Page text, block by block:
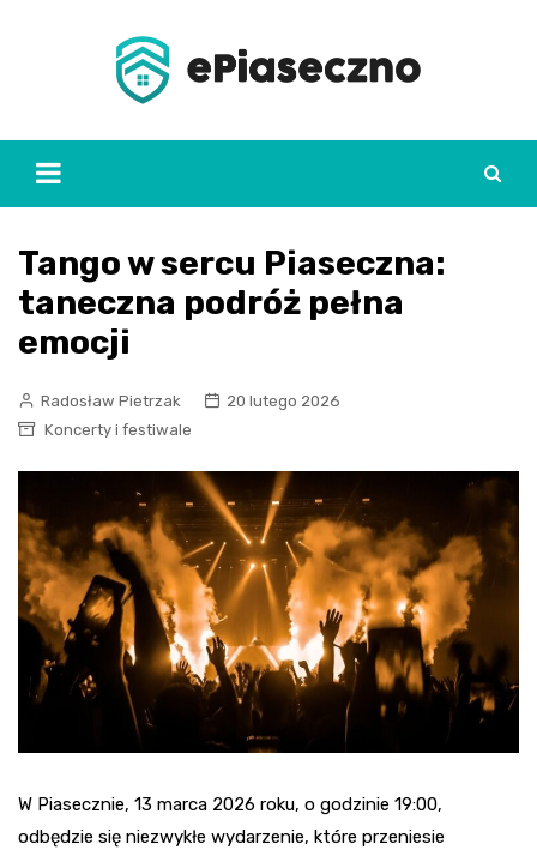
Tango w sercu Piaseczna:
taneczna podróż pełna
emocji
Radosław Pietrzak
20 lutego 2026
Koncerty i festiwale
W Piasecznie, 13 marca 2026 roku, o godzinie 19:00,
odbędzie się niezwykłe wydarzenie, które przeniesie